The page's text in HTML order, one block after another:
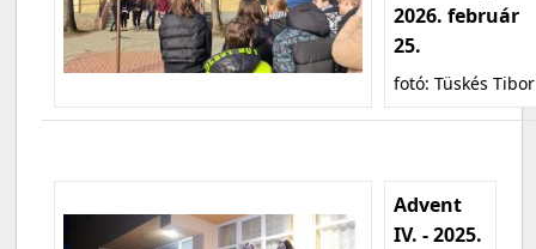
2026. február
25.
fotó: Tüskés Tibor
Advent
IV. - 2025.